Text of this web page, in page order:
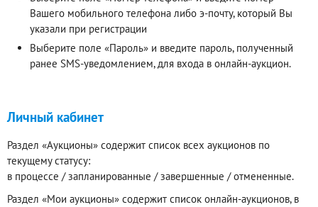
Вашего мобильного телефона либо э-почту, который Вы
указали при регистрации
Выберите поле «Пароль» и введите пароль, полученный
ранее SMS-уведомлением, для входа в онлайн-аукцион.
Личный кабинет
Раздел «Аукционы» содержит список всех аукционов по
текущему статусу:
в процессе / запланированные / завершенные / отмененные.
Раздел «Мои аукционы» содержит список онлайн-аукционов, в